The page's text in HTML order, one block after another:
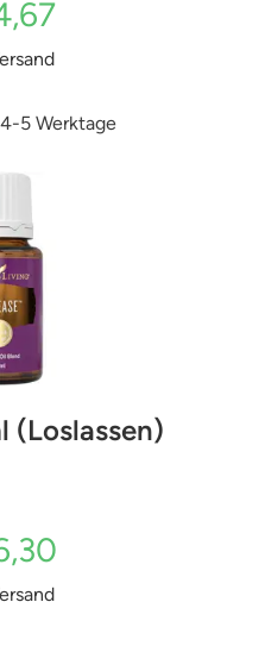
5 Werktage
(Loslassen)